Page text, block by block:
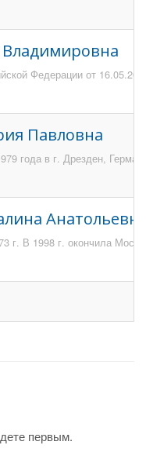
Федерации от
Павловна
года в г. Дрезден,
г. В 1998 г. окончила
первым.